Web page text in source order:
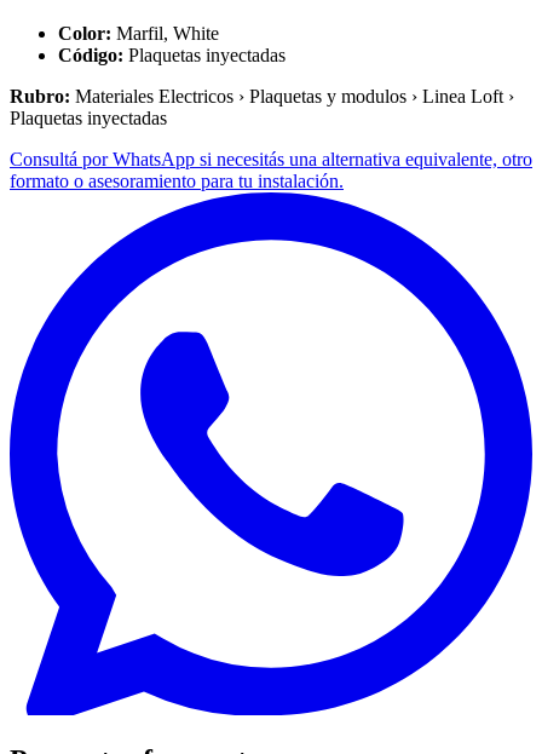
Color: Marfil, White
Código: Plaquetas inyectadas
Rubro: Materiales Electricos › Plaquetas y modulos › Linea Loft ›
Plaquetas inyectadas
Consultá por WhatsApp si necesitás una alternativa equivalente, otro
formato o asesoramiento para tu instalación.